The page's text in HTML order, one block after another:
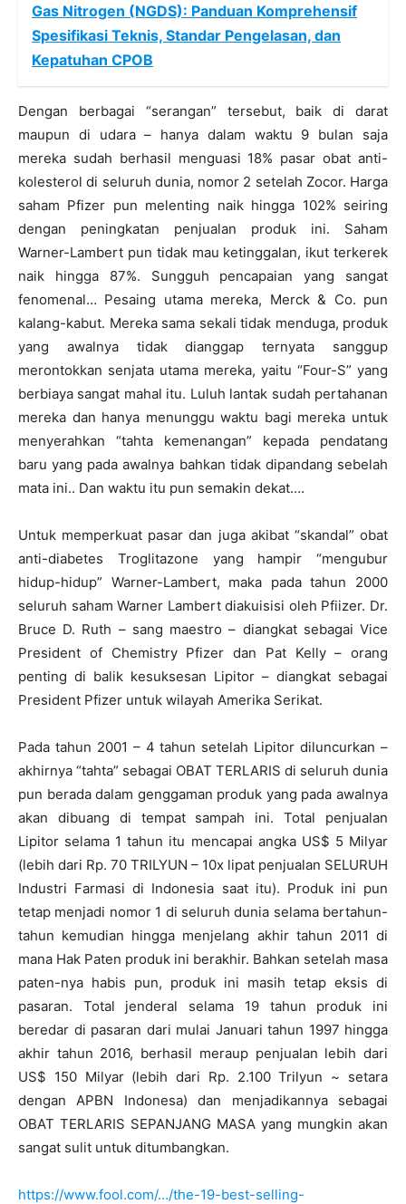
Gas Nitrogen (NGDS): Panduan Komprehensif
Spesifikasi Teknis, Standar Pengelasan, dan
Kepatuhan CPOB
Dengan berbagai “serangan” tersebut, baik di darat
maupun di udara – hanya dalam waktu 9 bulan saja
mereka sudah berhasil menguasi 18% pasar obat anti-
kolesterol di seluruh dunia, nomor 2 setelah Zocor. Harga
saham Pfizer pun melenting naik hingga 102% seiring
dengan peningkatan penjualan produk ini. Saham
Warner-Lambert pun tidak mau ketinggalan, ikut terkerek
naik hingga 87%. Sungguh pencapaian yang sangat
fenomenal… Pesaing utama mereka, Merck & Co. pun
kalang-kabut. Mereka sama sekali tidak menduga, produk
yang awalnya tidak dianggap ternyata sanggup
merontokkan senjata utama mereka, yaitu “Four-S” yang
berbiaya sangat mahal itu. Luluh lantak sudah pertahanan
mereka dan hanya menunggu waktu bagi mereka untuk
menyerahkan “tahta kemenangan” kepada pendatang
baru yang pada awalnya bahkan tidak dipandang sebelah
mata ini.. Dan waktu itu pun semakin dekat….
Untuk memperkuat pasar dan juga akibat “skandal” obat
anti-diabetes Troglitazone yang hampir “mengubur
hidup-hidup” Warner-Lambert, maka pada tahun 2000
seluruh saham Warner Lambert diakuisisi oleh Pfiizer. Dr.
Bruce D. Ruth – sang maestro – diangkat sebagai Vice
President of Chemistry Pfizer dan Pat Kelly – orang
penting di balik kesuksesan Lipitor – diangkat sebagai
President Pfizer untuk wilayah Amerika Serikat.
Pada tahun 2001 – 4 tahun setelah Lipitor diluncurkan –
akhirnya “tahta” sebagai OBAT TERLARIS di seluruh dunia
pun berada dalam genggaman produk yang pada awalnya
akan dibuang di tempat sampah ini. Total penjualan
Lipitor selama 1 tahun itu mencapai angka US$ 5 Milyar
(lebih dari Rp. 70 TRILYUN – 10x lipat penjualan SELURUH
Industri Farmasi di Indonesia saat itu). Produk ini pun
tetap menjadi nomor 1 di seluruh dunia selama bertahun-
tahun kemudian hingga menjelang akhir tahun 2011 di
mana Hak Paten produk ini berakhir. Bahkan setelah masa
paten-nya habis pun, produk ini masih tetap eksis di
pasaran. Total jenderal selama 19 tahun produk ini
beredar di pasaran dari mulai Januari tahun 1997 hingga
akhir tahun 2016, berhasil meraup penjualan lebih dari
US$ 150 Milyar (lebih dari Rp. 2.100 Trilyun ~ setara
dengan APBN Indonesa) dan menjadikannya sebagai
OBAT TERLARIS SEPANJANG MASA yang mungkin akan
sangat sulit untuk ditumbangkan.
https://www.fool.com/…/the-19-best-selling-